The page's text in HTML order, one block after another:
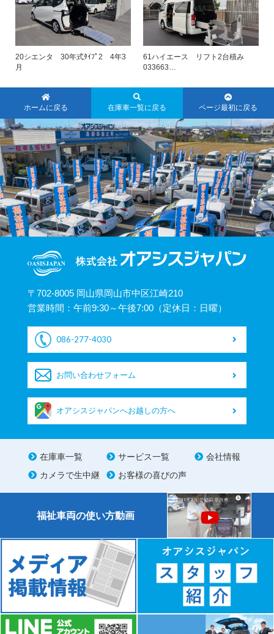
20シエンタ 30年式ﾀｲﾌﾟ2 4年3
月
61ハイエース リフト2台積み
033663…
ホームに戻る 在庫車一覧に戻る ページ最初に戻る
〒702-8005 岡山県岡山市中区江崎210
営業時間：午前9:30～午後7:00（定休日：日曜）
086-277-4030
お問い合わせフォーム
オアシスジャパンへお越しの方へ
在庫車一覧 サービス一覧
会社情報
カメラで生中継
お客様の喜びの声
福祉車両の使い方動画